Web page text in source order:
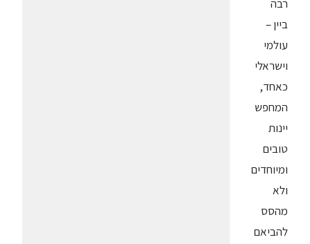
רבה
ביין –
עולמי
וישראלי
כאחד,
המחפש
יינות
טובים
ומיוחדים
ולא
מהסס
להביאם